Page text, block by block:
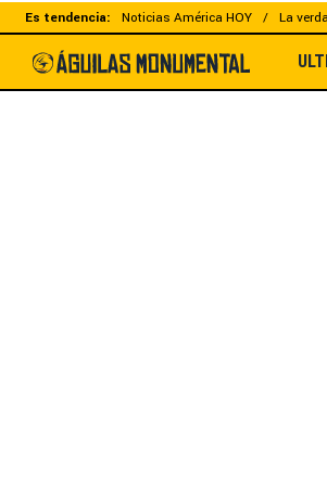
Es tendencia: Noticias América HOY La